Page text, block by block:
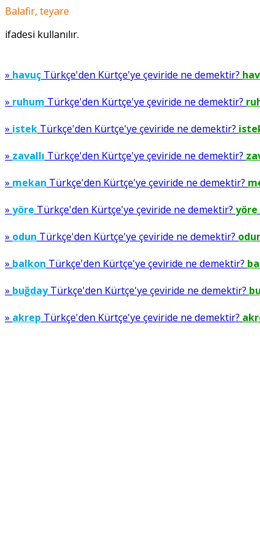
Balafir, teyare
ifadesi kullanılır.
» havuç Türkçe'den Kürtçe'ye çeviride ne demektir?
» ruhum Türkçe'den Kürtçe'ye çeviride ne demektir?
» istek Türkçe'den Kürtçe'ye çeviride ne demektir?
» zavallı Türkçe'den Kürtçe'ye çeviride ne demektir?
» mekan Türkçe'den Kürtçe'ye çeviride ne demektir?
» yöre Türkçe'den Kürtçe'ye çeviride ne demektir? yöre
» odun Türkçe'den Kürtçe'ye çeviride ne demektir?
» balkon Türkçe'den Kürtçe'ye çeviride ne demektir?
» buğdayTürkçe'den Kürtçe'ye çeviride ne demektir?
» akrep Türkçe'den Kürtçe'ye çeviride ne demektir?